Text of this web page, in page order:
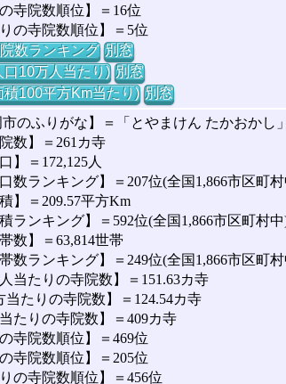
寺院数順位】＝16位
の寺院数順位】＝5位
数ランキング 別窓
口10万人当たり) 別窓
積100平方Km当たり) 別窓
市のふりがな】＝「とやまけん たかおかし」
数】＝261カ寺
】＝172,125人
数ランキング】＝207位(全国1,866市区町
】＝209.57平方Km
ランキング】＝592位(全国1,866市区町村
数】＝63,814世帯
数ランキング】＝249位(全国1,866市区町
当たりの寺院数】＝151.63カ寺
当たりの寺院数】＝124.54カ寺
たりの寺院数】＝409カ寺
寺院数順位】＝469位
寺院数順位】＝205位
の寺院数順位】＝456位